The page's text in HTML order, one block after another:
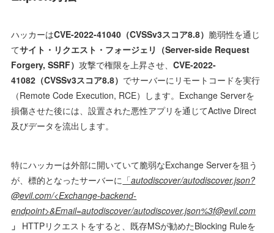
ハッカーはCVE-2022-41040（CVSSv3スコア8.8） 脆弱性を通じ
てサイト・リクエスト・フォージェリ（Server-side Request
Forgery, SSRF）攻撃で権限を上昇させ、CVE-2022-
41082（CVSSv3スコア8.8） でサーバーにリモートコードを実行
（Remote Code Execution, RCE）します。Exchange Serverを
損傷させた後には、設置された悪性アプリを通じてActive Direct
及びデータを流出します。
特にハッカーは外部に開いていて脆弱なExchange Serverを狙う
が、標的となったサーバーに 「autodiscover/autodiscover.json?
@evil.com/<Exchange-backend-
endpoint>&Email=autodiscover/autodiscover.json%3f@evil.com
」 HTTPリクエストをすると、既存MSが勧めたBlocking Ruleを